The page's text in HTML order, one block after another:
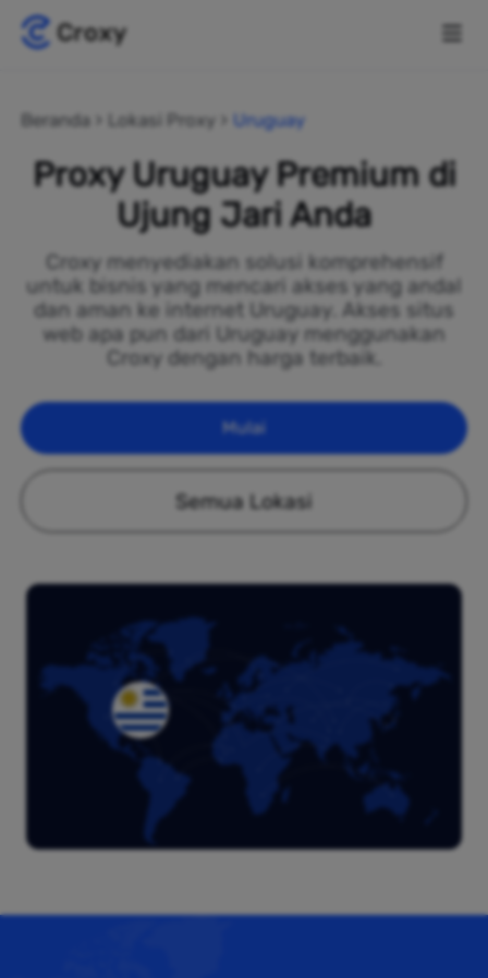
Beranda Lokasi Proxy Uruguay
Proxy Uruguay Premium di
Ujung Jari Anda
Croxy menyediakan solusi komprehensif
untuk bisnis yang mencari akses yang andal
dan aman ke internet Uruguay. Akses situs
web apa pun dari Uruguay menggunakan
Croxy dengan harga terbaik.
Mulai
Semua Lokasi